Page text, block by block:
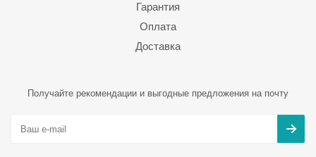
Гарантия
Оплата
Доставка
Получайте рекомендации и выгодные предложения на почту